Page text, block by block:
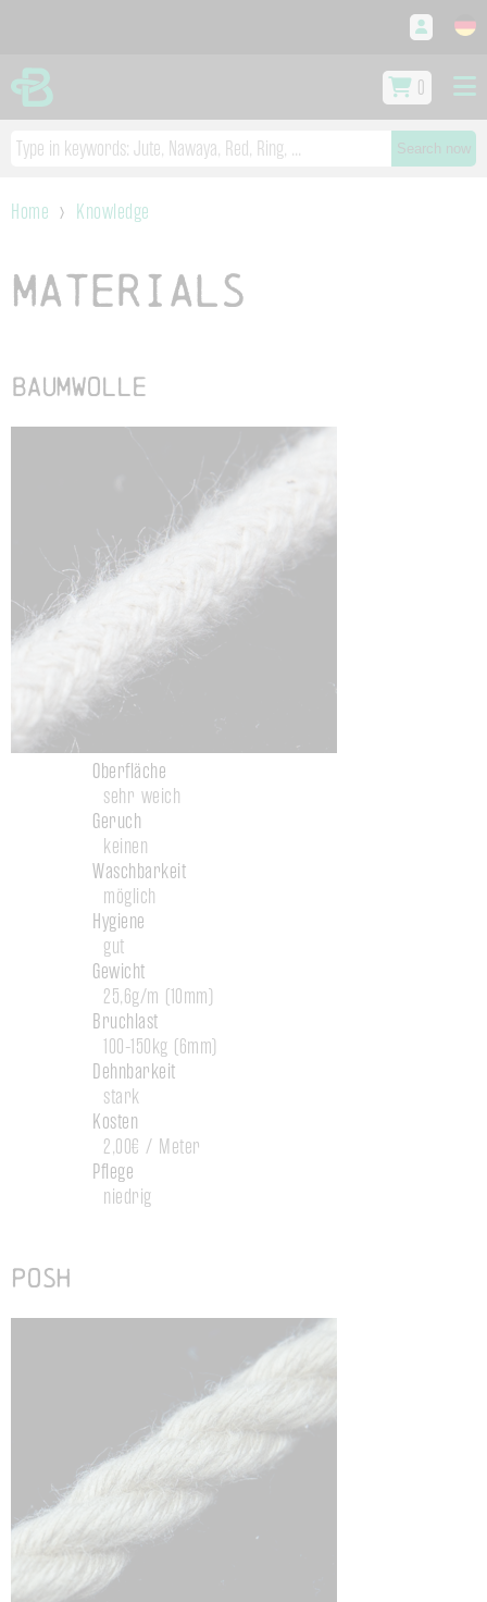
0
Search now
Home Knowledge
Materials
Baumwolle
Oberfläche
sehr weich
Geruch
keinen
Waschbarkeit
möglich
Hygiene
gut
Gewicht
25,6g/m (10mm)
Bruchlast
100-150kg (6mm)
Dehnbarkeit
stark
Kosten
2,00€ / Meter
Pflege
niedrig
POSH